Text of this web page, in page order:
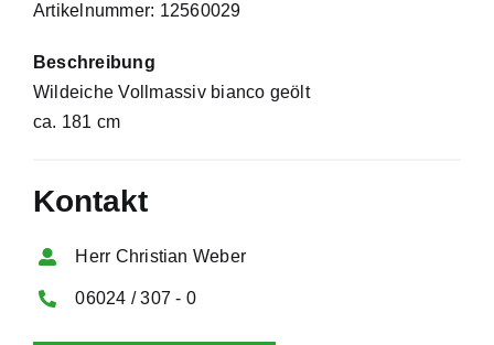
Artikelnummer: 12560029
Beschreibung
Wildeiche Vollmassiv bianco geölt
ca. 181 cm
Kontakt
Herr Christian Weber
06024 / 307 - 0